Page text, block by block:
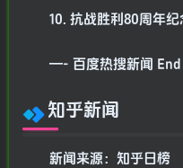
10. 抗战胜利80周年
—- 百度热搜新闻
知乎新闻
新闻来源：知乎日榜